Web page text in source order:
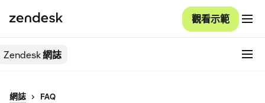
觀看示範
Zendesk網誌
網誌 FAQ